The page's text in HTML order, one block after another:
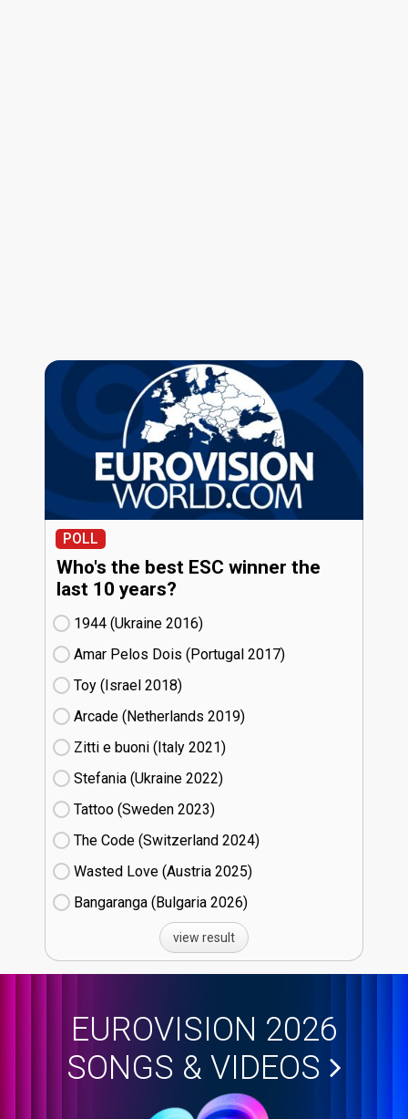
POLL
Who's the best ESC winner the
last 10 years?
1944 (Ukraine
16)
Amar Pelos Dois (Portugal
17)
Toy (Israel
18)
Arcade (Netherlands
19)
Zitti e buoni​ (Italy
21)
Stefania (Ukraine
22)
Tattoo (Sweden
23)
The Code (Switzerland
24)
Wasted Love (Austria
25)
Bangaranga (Bulgaria
26)
view result
EUROVISION 2026
SONGS & VIDEOS